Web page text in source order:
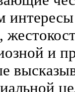
и